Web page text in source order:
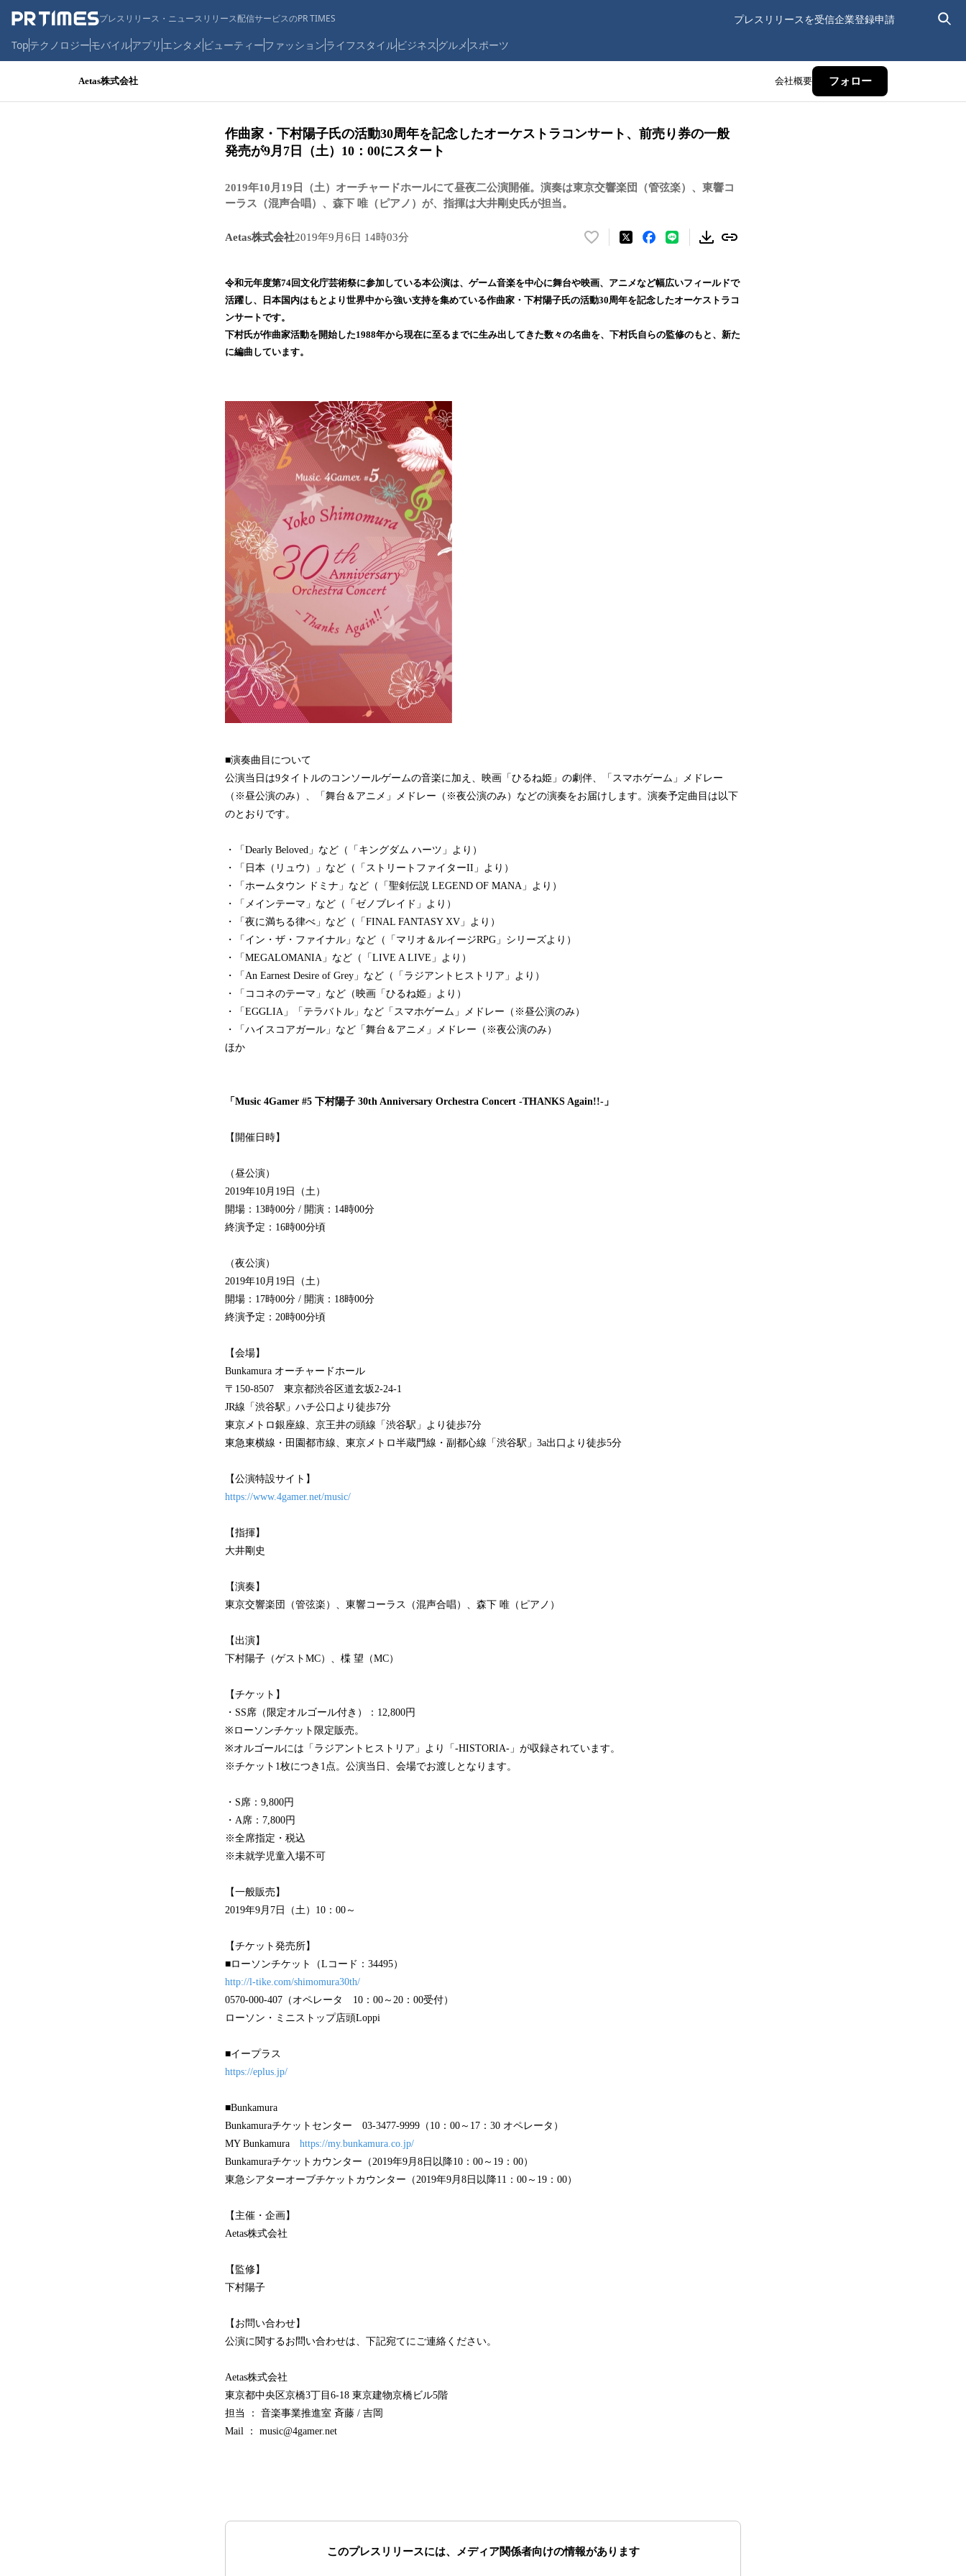
プレスリリース・ニュースリリース配信サービスのPR TIMES プレスリリースを受信企業登録申請
Topテクノロジーモバイルアプリ エンタメ ビューティーファッションライフスタイルビジネス グルメ スポーツ
Aetas株式会社 会社概要 フォロー
作曲家・下村陽子氏の活動30周年を記念したオーケストラコンサート、前売り券の一般
発売が9月7日（土）10：00にスタート
2019年10月19日（土）オーチャードホールにて昼夜二公演開催。演奏は東京交響楽団（管弦楽）、東響コ
ーラス（混声合唱）、森下 唯（ピアノ）が、指揮は大井剛史氏が担当。
Aetas株式会社2019年9月6日 14時03分
い
！
数
読
令和元年度第74回文化庁芸術祭に参加している本公演は、ゲーム音楽を中心に舞台や映画、アニメなど幅広いフィールドで
活躍し、日本国内はもとより世界中から強い支持を集めている作曲家・下村陽子氏の活動30周年を記念したオーケストラコ
ンサートです。
下村氏が作曲家活動を開始した1988年から現在に至るまでに生み出してきた数々の名曲を、下村氏自らの監修のもと、新た
に編曲しています。
■演奏曲目について
公演当日は9タイトルのコンソールゲームの音楽に加え、映画「ひるね姫」の劇伴、「スマホゲーム」メドレー
（※昼公演のみ）、「舞台＆アニメ」メドレー（※夜公演のみ）などの演奏をお届けします。演奏予定曲目は以下
のとおりです。
・「Dearly Beloved」など（「キングダム ハーツ」より）
・「日本（リュウ）」など（「ストリートファイターII」より）
・「ホームタウン ドミナ」など（「聖剣伝説 LEGEND OF MANA」より）
・「メインテーマ」など（「ゼノブレイド」より）
・「夜に満ちる律べ」など（「FINAL FANTASY XV」より）
・「イン・ザ・ファイナル」など（「マリオ＆ルイージRPG」シリーズより）
・「MEGALOMANIA」など（「LIVE A LIVE」より）
・「An Earnest Desire of Grey」など（「ラジアントヒストリア」より）
・「ココネのテーマ」など（映画「ひるね姫」より）
・「EGGLIA」「テラバトル」など「スマホゲーム」メドレー（※昼公演のみ）
・「ハイスコアガール」など「舞台＆アニメ」メドレー（※夜公演のみ）
ほか
「Music 4Gamer #5 下村陽子 30th Anniversary Orchestra Concert -THANKS Again!!-」
【開催日時】
（昼公演）
2019年10月19日（土）
開場：13時00分 / 開演：14時00分
終演予定：16時00分頃
（夜公演）
2019年10月19日（土）
開場：17時00分 / 開演：18時00分
終演予定：20時00分頃
【会場】
Bunkamura オーチャードホール
〒150-8507 東京都渋谷区道玄坂2-24-1
JR線「渋谷駅」ハチ公口より徒歩7分
東京メトロ銀座線、京王井の頭線「渋谷駅」より徒歩7分
東急東横線・田園都市線、東京メトロ半蔵門線・副都心線「渋谷駅」3a出口より徒歩5分
【公演特設サイト】
https://www.4gamer.net/music/
【指揮】
大井剛史
【演奏】
東京交響楽団（管弦楽）、東響コーラス（混声合唱）、森下 唯（ピアノ）
【出演】
下村陽子（ゲストMC）、楪 望（MC）
【チケット】
・SS席（限定オルゴール付き）：12,800円
※ローソンチケット限定販売。
※オルゴールには「ラジアントヒストリア」より「-HISTORIA-」が収録されています。
※チケット1枚につき1点。公演当日、会場でお渡しとなります。
・S席：9,800円
・A席：7,800円
※全席指定・税込
※未就学児童入場不可
【一般販売】
2019年9月7日（土）10：00～
【チケット発売所】
■ローソンチケット（Lコード：34495）
http://l-tike.com/shimomura30th/
0570-000-407（オペレータ 10：00～20：00受付）
ローソン・ミニストップ店頭Loppi
■イープラス
https://eplus.jp/
■Bunkamura
Bunkamuraチケットセンター 03-3477-9999（10：00～17：30 オペレータ）
MY Bunkamura https://my.bunkamura.co.jp/
Bunkamuraチケットカウンター（2019年9月8日以降10：00～19：00）
東急シアターオーブチケットカウンター（2019年9月8日以降11：00～19：00）
【主催・企画】
Aetas株式会社
【監修】
下村陽子
【お問い合わせ】
公演に関するお問い合わせは、下記宛てにご連絡ください。
Aetas株式会社
東京都中央区京橋3丁目6-18 東京建物京橋ビル5階
担当 ： 音楽事業推進室 斉藤 / 吉岡
Mail ： music@4gamer.net
このプレスリリースには、 メディア関係者向けの情報があります